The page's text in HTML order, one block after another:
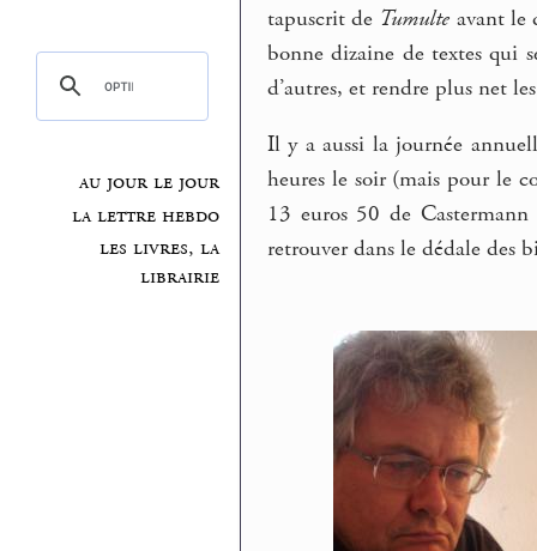
au jour le jour
la lettre hebdo
les livres, la
librairie
tapuscrit de Tumulte avant le
bonne dizaine de textes qui
d’autres, et rendre plus net
Il y a aussi la journée
heures le soir (mais pour le
13 euros 50 de
retrouver dans le dédale des